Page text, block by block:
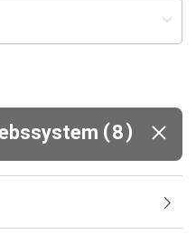
(8)